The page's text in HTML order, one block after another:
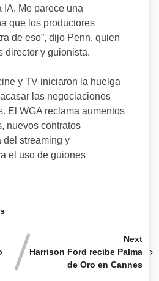
IA. Me parece una
que los productores
de eso”, dijo Penn, quien
director y guionista.
y TV iniciaron la huelga
las negociaciones
El WGA reclama aumentos
nuevos contratos
del streaming y
el uso de guiones
Next
Harrison Ford recibe Palma
de Oro en Cannes